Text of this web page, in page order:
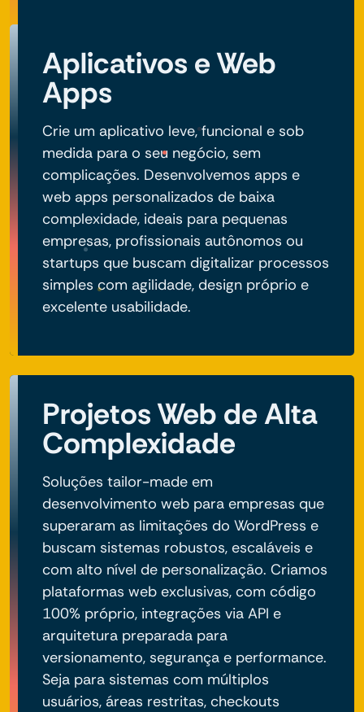
Aplicativos e Web
Apps
Crie um aplicativo leve, funcional e sob
medida para o seu negócio, sem
complicações. Desenvolvemos apps e
web apps personalizados de baixa
complexidade, ideais para pequenas
empresas, profissionais autônomos ou
startups que buscam digitalizar processos
simples com agilidade, design próprio e
excelente usabilidade.
Projetos Web de Alta
Complexidade
Soluções tailor-made em
desenvolvimento web para empresas que
superaram as limitações do WordPress e
buscam sistemas robustos, escaláveis e
com alto nível de personalização. Criamos
plataformas web exclusivas, com código
100% próprio, integrações via API e
arquitetura preparada para
versionamento, segurança e performance.
Seja para sistemas com múltiplos
usuários, áreas restritas, checkouts